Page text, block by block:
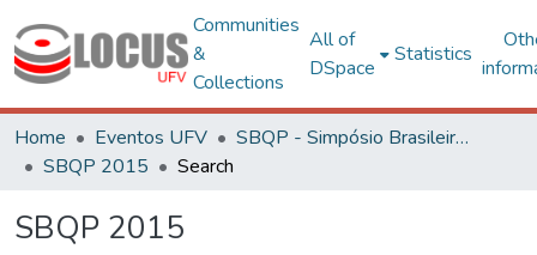
Communities
&
Collections
All of
DSpace
Statistics
Home Eventos UFV
SBQP - Simpósio Brasileiro de Qualidade do Projeto no Ambiente Construído
SBQP 2015
Search
SBQP 2015